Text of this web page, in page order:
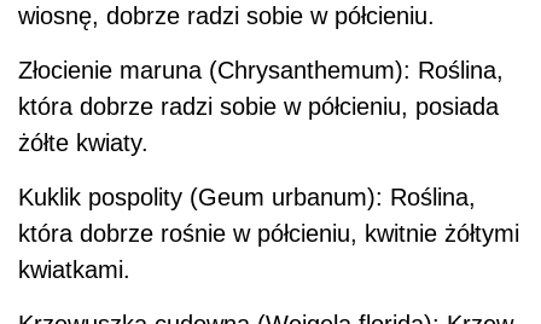
wiosnę, dobrze radzi sobie w półcieniu.
Złocienie maruna (Chrysanthemum): Roślina,
która dobrze radzi sobie w półcieniu, posiada
żółte kwiaty.
Kuklik pospolity (Geum urbanum): Roślina,
która dobrze rośnie w półcieniu, kwitnie żółtymi
kwiatkami.